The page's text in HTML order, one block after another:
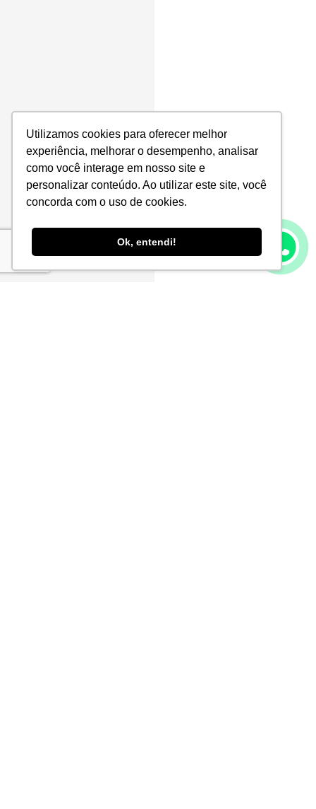
Utilizamos cookies para oferecer melhor
experiência, melhorar o desempenho, analisar
como você interage em nosso site e
personalizar conteúdo. Ao utilizar este site, você
concorda com o uso de cookies.
Ok, entendi!